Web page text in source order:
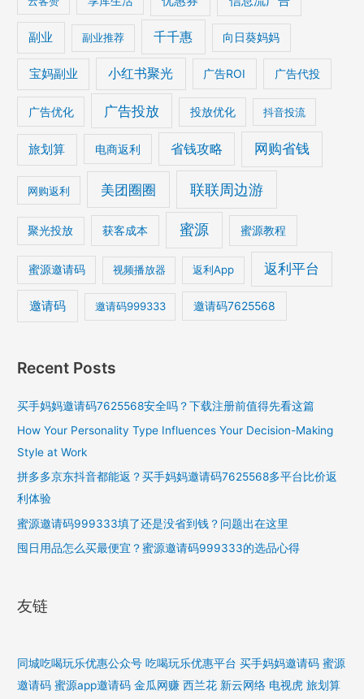
副业 副业推荐 千千惠 向日葵妈妈
宝妈副业 小红书聚光 广告ROI 广告代投
广告优化 广告投放 投放优化 抖音投流
旅划算 电商返利 省钱攻略 网购省钱
网购返利 美团圈圈 联联周边游
聚光投放 获客成本 蜜源 蜜源教程
蜜源邀请码 视频播放器 返利App 返利平台
邀请码 邀请码999333 邀请码7625568
Recent Posts
买手妈妈邀请码7625568安全吗？下载注册前值得先看这篇
How Your Personality Type Influences Your Decision-Making
Style at Work
拼多多京东抖音都能返？买手妈妈邀请码7625568多平台比价返
利体验
蜜源邀请码999333填了还是没省到钱？问题出在这里
囤日用品怎么买最便宜？蜜源邀请码999333的选品心得
友链
同城吃喝玩乐优惠公众号 吃喝玩乐优惠平台 买手妈妈邀请码 蜜源
邀请码 蜜源app邀请码 金瓜网赚 西兰花 新云网络 电视虎 旅划算